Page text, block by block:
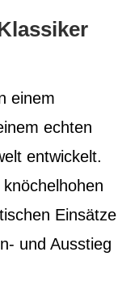
einem
echten
entwickelt.
Einsätze
und Ausstieg